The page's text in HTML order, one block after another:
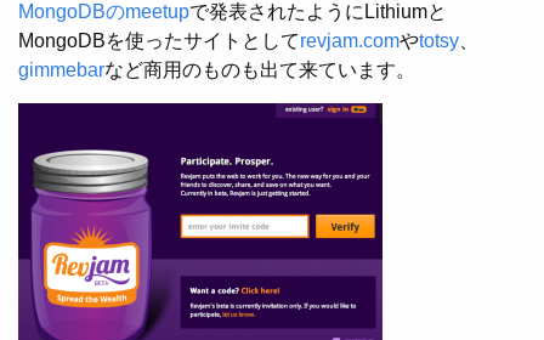
MongoDBのmeetupで発表されたようにLithiumと
MongoDBを使ったサイトとしてrevjam.comやtotsy
gimmebarなど商用のものも出て来ています。